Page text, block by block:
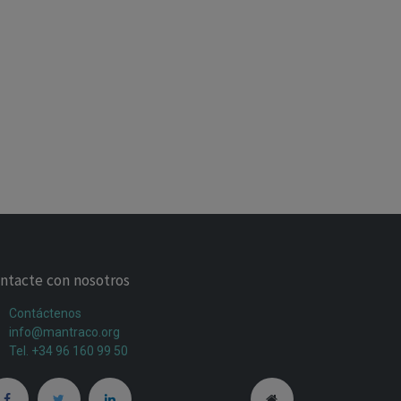
con nosotros
Contáctenos
info@mantraco.org
Tel. +34 96 160 99 50